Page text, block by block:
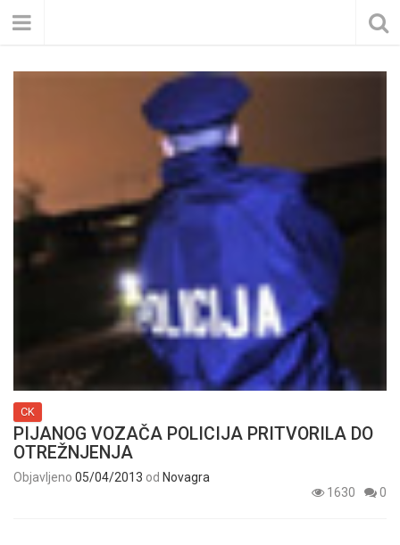
CK
PIJANOG VOZAČA POLICIJA PRITVORILA DO
OTREŽNJENJA
Objavljeno 05/04/2013 od Novagra
1630
0